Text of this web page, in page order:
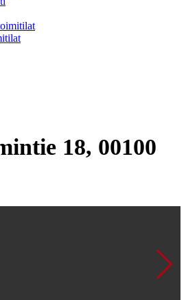
18, 00100